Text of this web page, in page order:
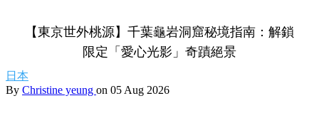
【東京世外桃源】千葉龜岩洞窟秘境指南：解鎖
限定「愛心光影」奇蹟絕景
日本
By Christine yeung on 05 Aug 2026